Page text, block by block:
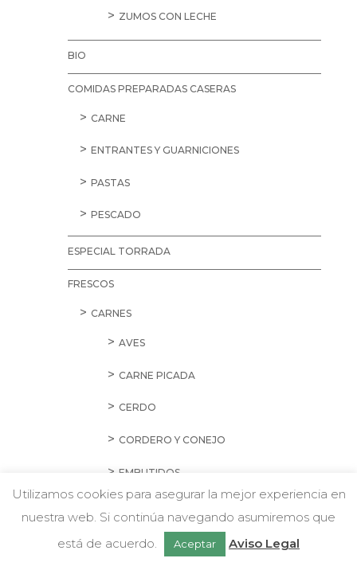
ZUMOS CON LECHE
BIO
COMIDAS PREPARADAS CASERAS
CARNE
ENTRANTES Y GUARNICIONES
PASTAS
PESCADO
ESPECIAL TORRADA
FRESCOS
CARNES
AVES
CARNE PICADA
CERDO
CORDERO Y CONEJO
EMBUTIDOS
HAMBURGUESAS Y SALCHICHAS
PREPARADOS
w Chatea con nosotros
Utilizamos cookies para asegurar la mejor experiencia en
nuestra web. Si continúa navegando asumiremos que
está de acuerdo.
Aceptar Aviso Legal